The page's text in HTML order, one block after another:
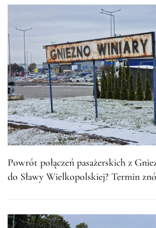
Powrót połączeń pasażerskich z
do Sławy Wielkopolskiej? Termin